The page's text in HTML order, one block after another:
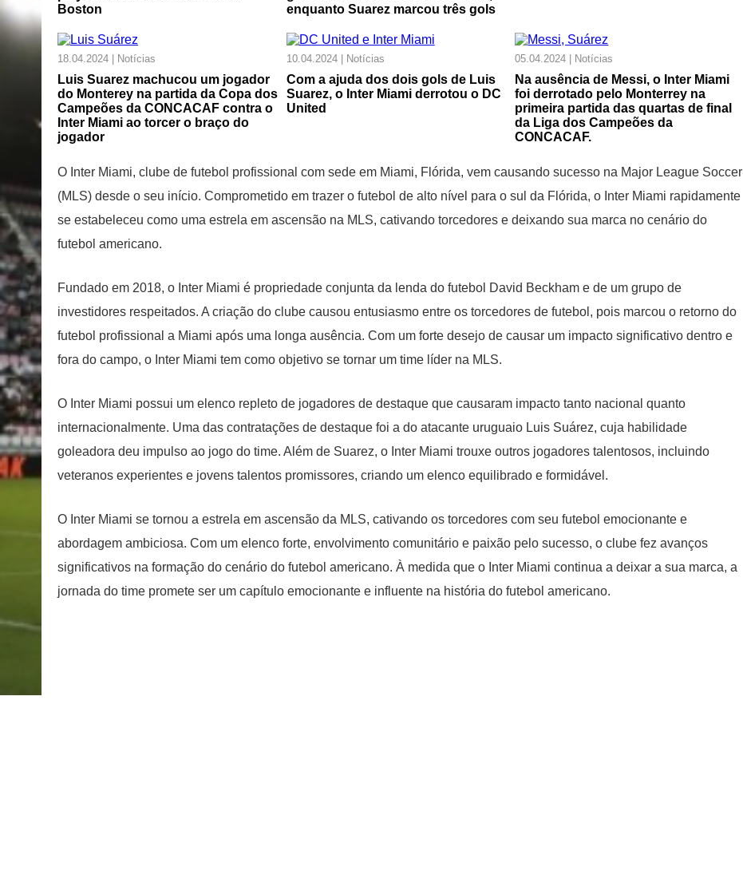
Boston
enquanto Suarez marcou três gols
18.04.2024 | Notícias
Luis Suarez machucou um jogador
do Monterey na partida da Copa dos
Campeões da CONCACAF contra o
Inter Miami ao torcer o braço do
jogador
10.04.2024 | Notícias
Com a ajuda dos dois gols de Luis
Suarez, o Inter Miami derrotou o DC
United
05.04.2024 | Notícias
Na ausência de Messi, o Inter Miami
foi derrotado pelo Monterrey na
primeira partida das quartas de final
da Liga dos Campeões da
CONCACAF.
O Inter Miami, clube de futebol profissional com sede em Miami, Flórida, vem causando sucesso na Major League Soccer
(MLS) desde o seu início. Comprometido em trazer o futebol de alto nível para o sul da Flórida, o Inter Miami rapidamente
se estabeleceu como uma estrela em ascensão na MLS, cativando torcedores e deixando sua marca no cenário do
futebol americano.
Fundado em 2018, o Inter Miami é propriedade conjunta da lenda do futebol David Beckham e de um grupo de
investidores respeitados. A criação do clube causou entusiasmo entre os torcedores de futebol, pois marcou o retorno do
futebol profissional a Miami após uma longa ausência. Com um forte desejo de causar um impacto significativo dentro e
fora do campo, o Inter Miami tem como objetivo se tornar um time líder na MLS.
O Inter Miami possui um elenco repleto de jogadores de destaque que causaram impacto tanto nacional quanto
internacionalmente. Uma das contratações de destaque foi a do atacante uruguaio Luis Suárez, cuja habilidade
goleadora deu impulso ao jogo do time. Além de Suarez, o Inter Miami trouxe outros jogadores talentosos, incluindo
veteranos experientes e jovens talentos promissores, criando um elenco equilibrado e formidável.
O Inter Miami se tornou a estrela em ascensão da MLS, cativando os torcedores com seu futebol emocionante e
abordagem ambiciosa. Com um elenco forte, envolvimento comunitário e paixão pelo sucesso, o clube fez avanços
significativos na formação do cenário do futebol americano. À medida que o Inter Miami continua a deixar a sua marca, a
jornada do time promete ser um capítulo emocionante e influente na história do futebol americano.